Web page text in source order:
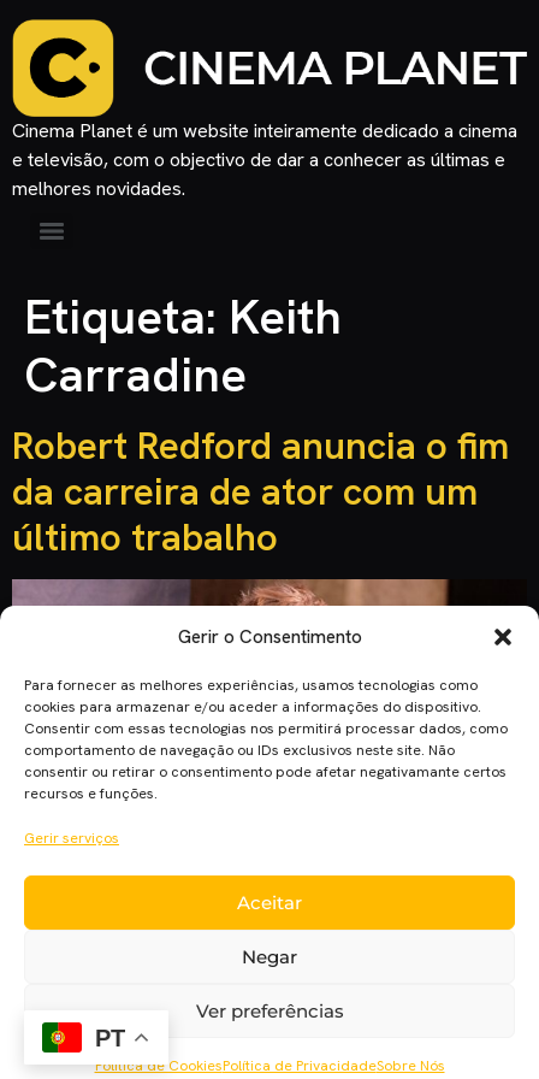
Gerir o Consentimento
Para fornecer as melhores experiências, usamos tecnologias como
cookies para armazenar e/ou aceder a informações do dispositivo.
Consentir com essas tecnologias nos permitirá processar dados, como
comportamento de navegação ou IDs exclusivos neste site. Não
consentir ou retirar o consentimento pode afetar negativamante certos
recursos e funções.
Gerir serviços
Aceitar
Negar
Ver preferências
Política de CookiesPolítica de PrivacidadeSobre Nós
Cinema Planet é um website inteiramente dedicado a cinema
e televisão, com o objectivo de dar a conhecer as últimas e
melhores novidades.
Etiqueta: Keith
Carradine
Robert Redford anuncia o fim
da carreira de ator com um
último trabalho
Nas histórias de crime americanas, é comum encontrarmos
protagonistas em busca de redenção, procurando pôr fim
definitivo às suas atividades. Robert Redford poderá ser visto
em “The Old Man & the Gun”. Será, portanto, uma adaptação
cinematográfica de um artigo não-fictício homónimo publicado
em 2003 […]
PT